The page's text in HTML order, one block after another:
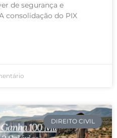
de segurança e
consolidação do PIX
DIREITO CIVIL